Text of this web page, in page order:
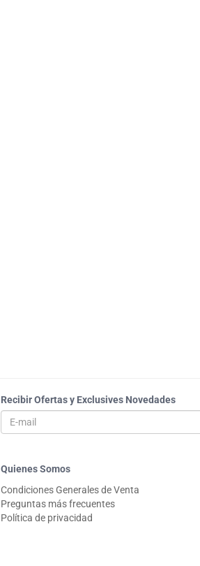
Recibir Ofertas y Exclusives Novedades
Quienes Somos
Condiciones Generales de Venta
Preguntas más frecuentes
Política de privacidad